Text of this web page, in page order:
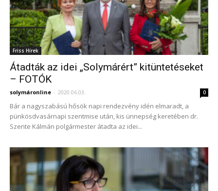
Friss Hírek
Átadták az idei „Solymárért” kitüntetéseket
– FOTÓK
solymáronline - 2020.06.03. 0
Bár a nagyszabású hősök napi rendezvény idén elmaradt, a
pünkösdvasárnapi szentmise után, kis ünnepség keretében dr.
Szente Kálmán polgármester átadta az idei...